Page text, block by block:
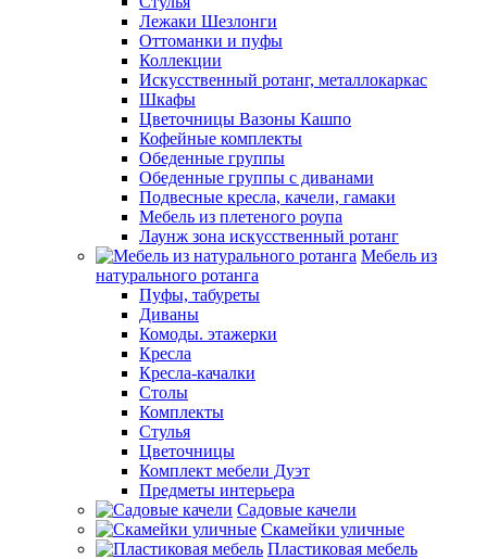
Лежаки Шезлонги
Оттоманки и пуфы
Коллекции
Искусственный ротанг, металлокаркас
Шкафы
Цветочницы Вазоны Кашпо
Кофейные комплекты
Обеденные группы
Обеденные группы с диванами
Подвесные кресла, качели, гамаки
Мебель из плетеного роупа
Лаунж зона искусственный ротанг
Мебель из
натурального ротанга
Пуфы, табуреты
Диваны
Комоды. этажерки
Кресла
Кресла-качалки
Столы
Комплекты
Стулья
Цветочницы
Комплект мебели Дуэт
Предметы интерьера
Садовые качели
Скамейки уличные
Пластиковая мебель